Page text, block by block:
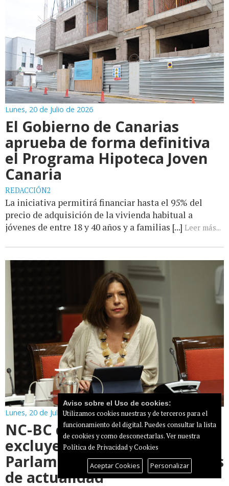
Lunes, 20 de Julio de 2026
El Gobierno de Canarias
aprueba de forma definitiva
el Programa Hipoteca Joven
Canaria
REDACCIÓN2
La iniciativa permitirá financiar hasta el 95% del
precio de adquisición de la vivienda habitual a
jóvenes de entre 18 y 40 años y a familias [...] Leer más...
Lunes, 20 de Julio de 2026
NC-BC denuncia que RTVC
excluye a partidos del
Parlamento de sus programas
de actualidad
Aviso sobre el Uso de cookies:
Utilizamos cookies nuestras y de terceros para el
funcionamiento del digital. Puedes consultar la lista
de cookies y como desconectarlas.Ver nuestra
Política de Privacidad y Cookies
Aceptar Cookies Personalizar